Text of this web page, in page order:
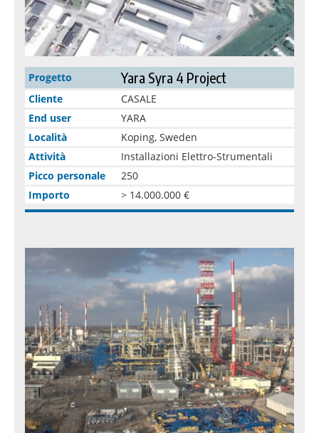
Progetto Yara Syra 4 Project
Cliente
CASALE
End user
YARA
Località
Koping, Sweden
Attività
Installazioni Elettro-Strumentali
Picco personale
250
Importo
> 14.000.000 €